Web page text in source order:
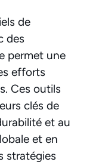
de
des
permet une
efforts
Ces outils
clés de
et au
et en
stratégies